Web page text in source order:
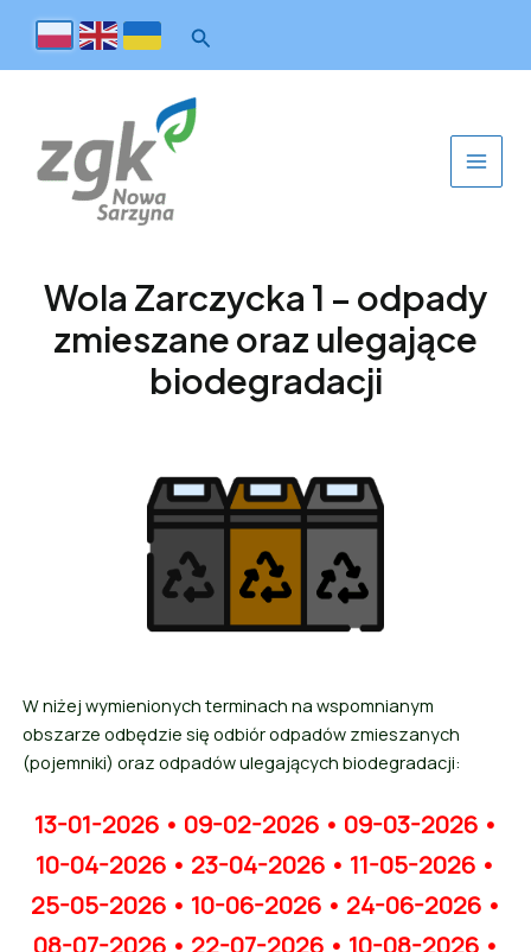
Wola Zarczycka 1 – odpady
zmieszane oraz ulegające
biodegradacji
W niżej wymienionych terminach na wspomnianym
obszarze odbędzie się odbiór odpadów zmieszanych
(pojemniki) oraz odpadów ulegających biodegradacji:
13-01-2026 • 09-02-2026 • 09-03-2026 •
10-04-2026 • 23-04-2026 • 11-05-2026 •
25-05-2026 • 10-06-2026 • 24-06-2026 •
08-07-2026 • 22-07-2026 • 10-08-2026 •